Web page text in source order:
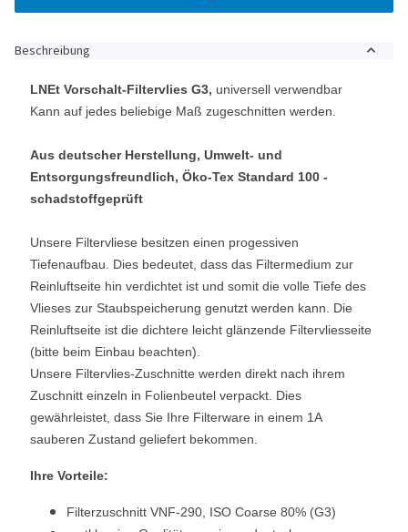
Beschreibung
LNEt Vorschalt-Filtervlies G3, universell verwendbar
Kann auf jedes beliebige Maß zugeschnitten werden.
Aus deutscher Herstellung, Umwelt- und
Entsorgungsfreundlich, Öko-Tex Standard 100 -
schadstoffgeprüft
Unsere Filtervliese besitzen einen progessiven
Tiefenaufbau. Dies bedeutet, dass das Filtermedium zur
Reinluftseite hin verdichtet ist und somit die volle Tiefe des
Vlieses zur Staubspeicherung genutzt werden kann. Die
Reinluftseite ist die dichtere leicht glänzende Filtervliesseite
(bitte beim Einbau beachten).
Unsere Filtervlies-Zuschnitte werden direkt nach ihrem
Zuschnitt einzeln in Folienbeutel verpackt. Dies
gewährleistet, dass Sie Ihre Filterware in einem 1A
sauberen Zustand geliefert bekommen.
Ihre Vorteile:
Filterzuschnitt VNF-290, ISO Coarse 80% (G3)